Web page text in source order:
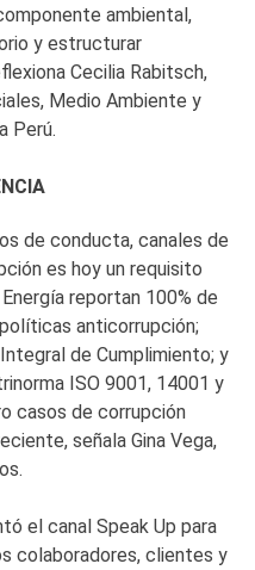
ambiental,
y estructurar
Cecilia Rabitsch,
Medio Ambiente y
Perú.
de conducta, canales de
es hoy un requisito
reportan 100% de
anticorrupción;
de Cumplimiento; y
ISO 9001, 14001 y
casos de corrupción
señala Gina Vega,
el canal Speak Up para
colaboradores, clientes y